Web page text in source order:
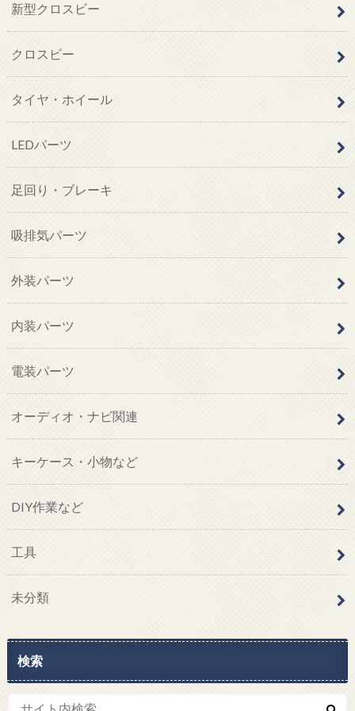
新型クロスビー
クロスビー
タイヤ・ホイール
LEDパーツ
足回り・ブレーキ
吸排気パーツ
外装パーツ
内装パーツ
電装パーツ
オーディオ・ナビ関連
キーケース・小物など
DIY作業など
工具
未分類
検索